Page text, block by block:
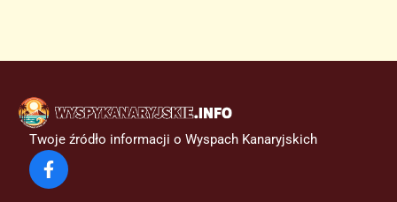
Twoje źródło informacji o Wyspach Kanaryjskich